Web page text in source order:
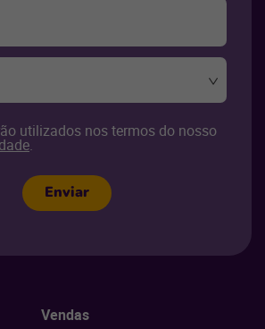
utilizados nos termos do nosso
.
Enviar
Vendas